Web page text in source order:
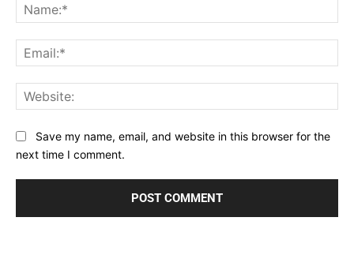
Save my name, email, and website in this browser for the
next time I comment.